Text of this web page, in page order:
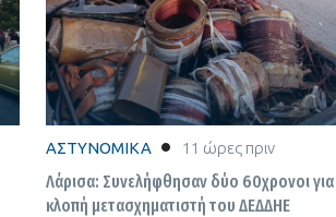
ΑΣΤΥΝΟΜΙΚΑ 11 ώρες πριν
Λάρισα: Συνελήφθησαν δύο 60χρονοι για
κλοπή μετασχηματιστή του ΔΕΔΔΗΕ